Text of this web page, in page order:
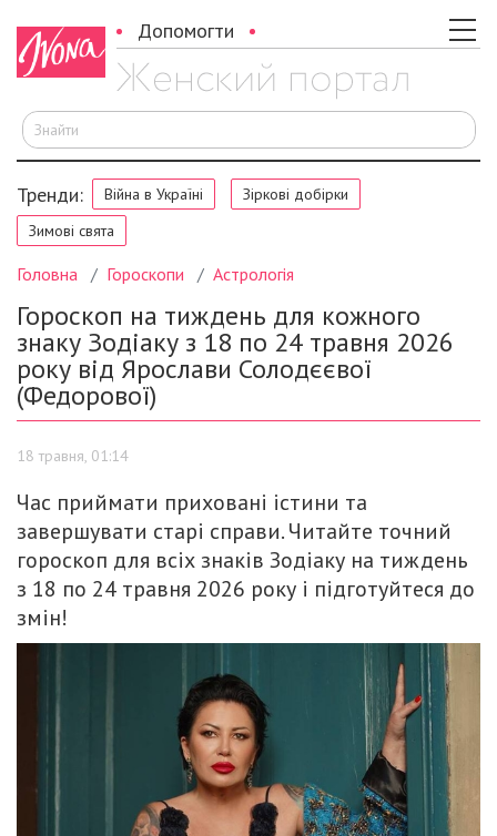
Допомогти
Тренди: Війна в Україні
Зіркові добірки
Зимові свята
Головна Гороскопи Астрологія
Гороскоп на тиждень для кожного
знаку Зодіаку з 18 по 24 травня 2026
року від Ярослави Солодєєвої
(Федорової)
18 травня, 01:14
Час приймати приховані істини та
завершувати старі справи. Читайте точний
гороскоп для всіх знаків Зодіаку на тиждень
з 18 по 24 травня 2026 року і підготуйтеся до
змін!